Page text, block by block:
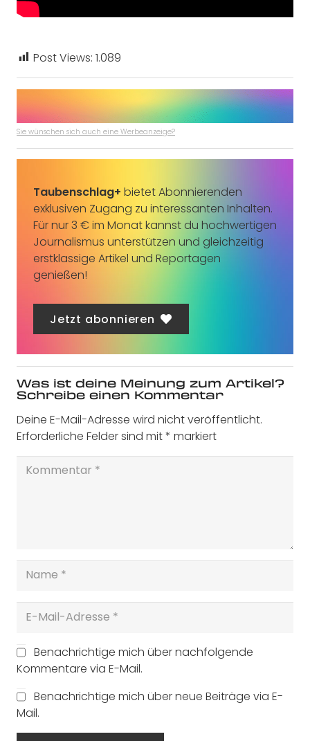
Post Views: 1.089
Sie wünschen sich auch eine Werbeanzeige?
Taubenschlag+ bietet Abonnierenden
exklusiven Zugang zu interessanten Inhalten.
Für nur 3 € im Monat kannst du hochwertigen
Journalismus unterstützen und gleichzeitig
erstklassige Artikel und Reportagen
genießen!
Jetzt abonnieren
Was ist deine Meinung zum Artikel?
Schreibe einen Kommentar
Deine E-Mail-Adresse wird nicht veröffentlicht.
Erforderliche Felder sind mit* markiert
Benachrichtige mich über nachfolgende
Kommentare via E-Mail.
Benachrichtige mich über neue Beiträge via E-
Mail.